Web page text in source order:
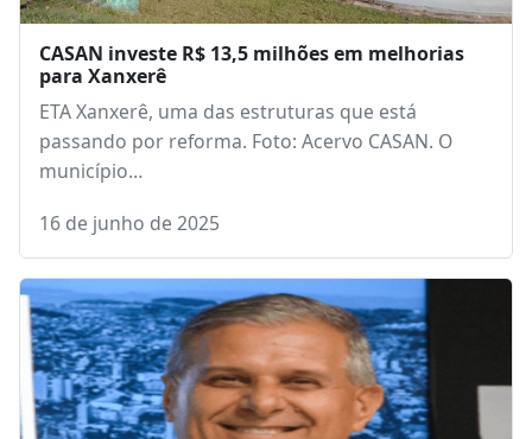
CASAN investe R$ 13,5 milhões em melhorias
para Xanxerê
ETA Xanxerê, uma das estruturas que está
passando por reforma. Foto: Acervo CASAN. O
município…
16 de junho de 2025